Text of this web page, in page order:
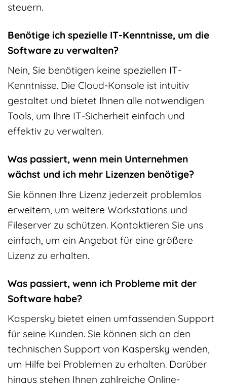
steuern.
Benötige ich spezielle IT-Kenntnisse, um die
Software zu verwalten?
Nein, Sie benötigen keine speziellen IT-
Kenntnisse. Die Cloud-Konsole ist intuitiv
gestaltet und bietet Ihnen alle notwendigen
Tools, um Ihre IT-Sicherheit einfach und
effektiv zu verwalten.
Was passiert, wenn mein Unternehmen
wächst und ich mehr Lizenzen benötige?
Sie können Ihre Lizenz jederzeit problemlos
erweitern, um weitere Workstations und
Fileserver zu schützen. Kontaktieren Sie uns
einfach, um ein Angebot für eine größere
Lizenz zu erhalten.
Was passiert, wenn ich Probleme mit der
Software habe?
Kaspersky bietet einen umfassenden Support
für seine Kunden. Sie können sich an den
technischen Support von Kaspersky wenden,
um Hilfe bei Problemen zu erhalten. Darüber
hinaus stehen Ihnen zahlreiche Online-